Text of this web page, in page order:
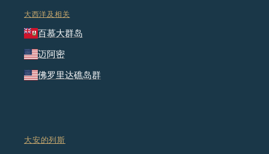
大西洋及相关
百慕大群岛
迈阿密
佛罗里达礁岛群
大安的列斯